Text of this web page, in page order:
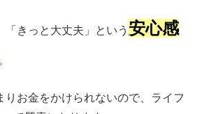
「きっと大丈夫」という 安心感
。
りお金をかけられないので、ライフ